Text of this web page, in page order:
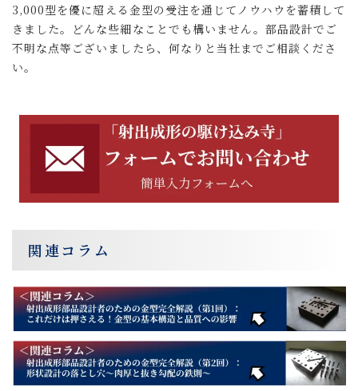
3,000型を優に超える金型の受注を通じてノウハウを蓄積して
きました。どんな些細なことでも構いません。部品設計でご
不明な点等ございましたら、何なりと当社までご相談くださ
い。
関連コラム